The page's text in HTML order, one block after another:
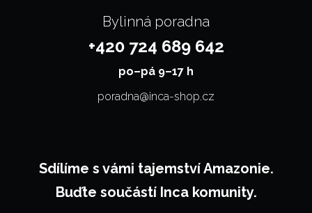
Bylinná poradna
+420 724 689 642
po–⁠⁠⁠⁠⁠⁠pá 9–17 h
poradna@inca-shop.cz
Sdílíme s vámi tajemství Amazonie.
Buďte součástí Inca komunity.